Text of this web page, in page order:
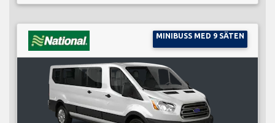
MINIBUSS MED 9 SÄTEN